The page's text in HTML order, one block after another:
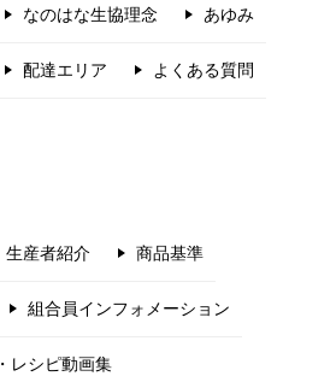
なのはな生協理念 あゆみ
配達エリア よくある質問
生産者紹介 商品基準
組合員インフォメーション
レシピ動画集